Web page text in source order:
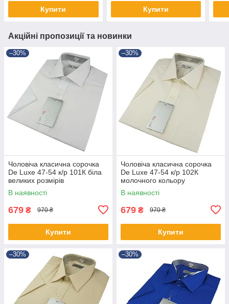
Купити Купити
Акційні пропозиції та новинки
–30%
Чоловіча класична сорочка
De Luxe 47-54 к/р 101К біла
великих розмірів
В наявності
679 ₴ 970 ₴
Купити
–30%
Чоловіча класична сорочка
De Luxe 47-54 к/р 102К
молочного кольору
В наявності
679 ₴ 970 ₴
Купити
–30% –30%